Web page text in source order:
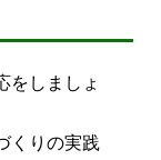
をしましょ
くりの実践